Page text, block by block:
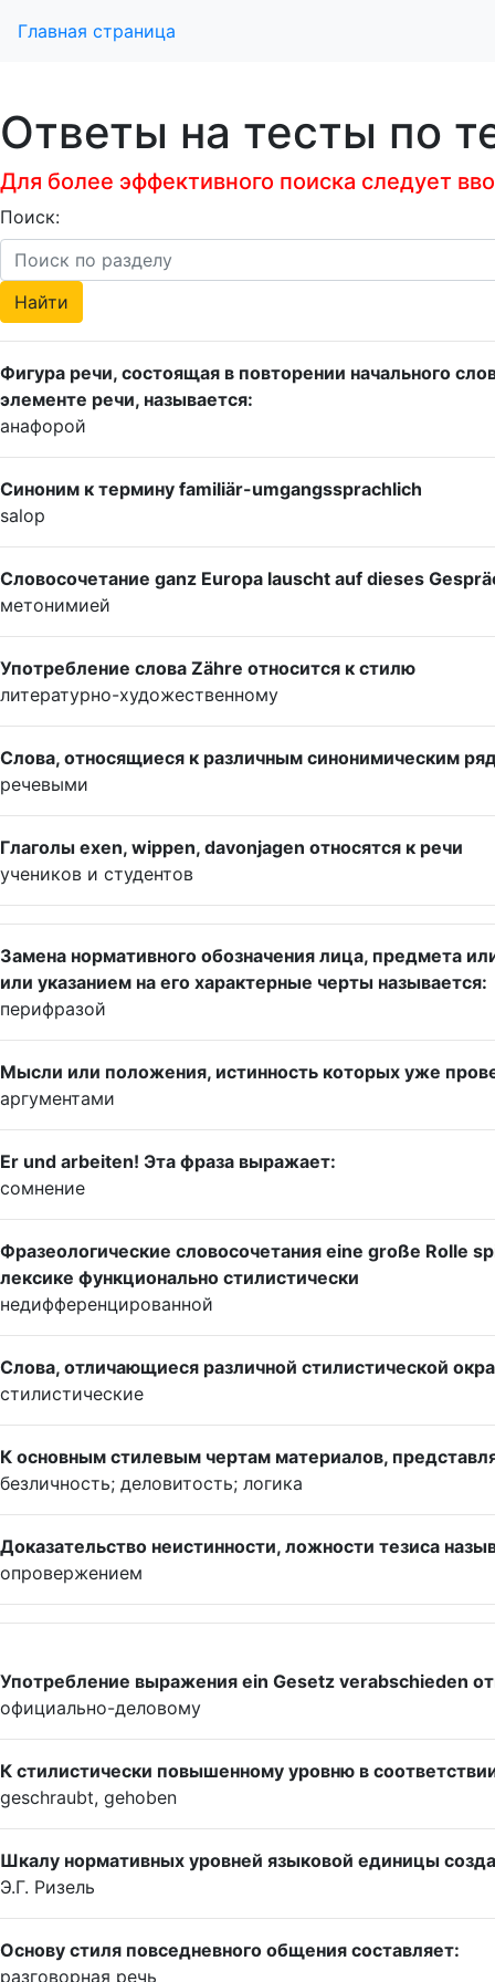
Главная страница
Ответы на тесты по
Для более эффективного поиска следует
Поиск:
Фигура речи, состоящая в повторении начального
элементе речи, называется:
анафорой
Синоним к термину familiär-umgangssprachlich
salop
Словосочетание ganz Europa lauscht auf dieses
метонимией
Употребление слова Zähre относится к стилю
литературно-художественному
Слова, относящиеся к различным синонимическим
речевыми
Глаголы exen, wippen, davonjagen относятся к речи
учеников и студентов
Замена нормативного обозначения лица, предмета
или указанием на его характерные черты называется:
перифразой
Мысли или положения, истинность которых уже
аргументами
Er und arbeiten! Эта фраза выражает:
сомнение
Фразеологические словосочетания eine große Rolle
лексике функционально стилистически
недифференцированной
Слова, отличающиеся различной стилистической
стилистические
К основным стилевым чертам материалов,
безличность; деловитость; логика
Доказательство неистинности, ложности тезиса
опровержением
Употребление выражения ein Gesetz verabschieden
официально-деловому
К стилистически повышенному уровню в
geschraubt, gehoben
Шкалу нормативных уровней языковой единицы
Э.Г. Ризель
Основу стиля повседневного общения составляет:
разговорная речь